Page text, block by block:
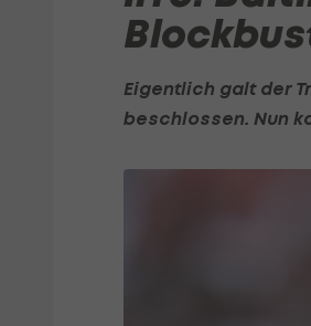
Eigentlich galt der
beschlossen. Nun